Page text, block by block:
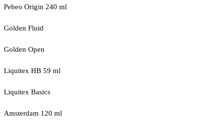
Pebeo Origin 240 ml
Golden Fluid
Golden Open
Liquitex HB 59 ml
Liquitex Basics
Amsterdam 120 ml